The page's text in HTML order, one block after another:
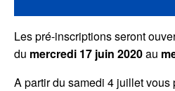
Les pré-inscriptions seront
du mercredi 17 juin 2020au
A partir du samedi 4 juillet vous